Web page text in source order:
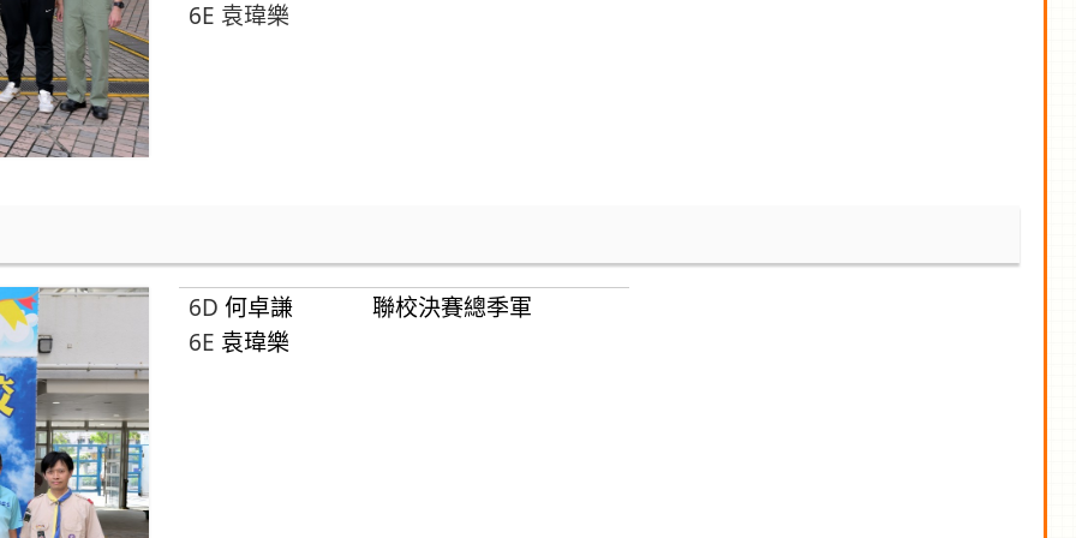
6E 袁瑋樂
6D 何卓謙
6E 袁瑋樂
聯校決賽總季軍